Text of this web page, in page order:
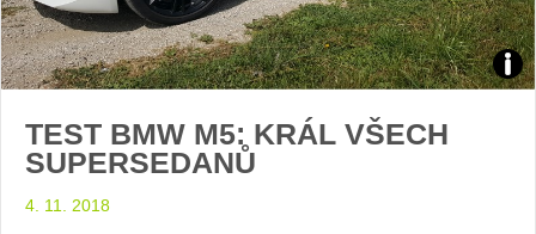
TEST BMW M5: KRÁL VŠECH
SUPERSEDANŮ
4. 11. 2018